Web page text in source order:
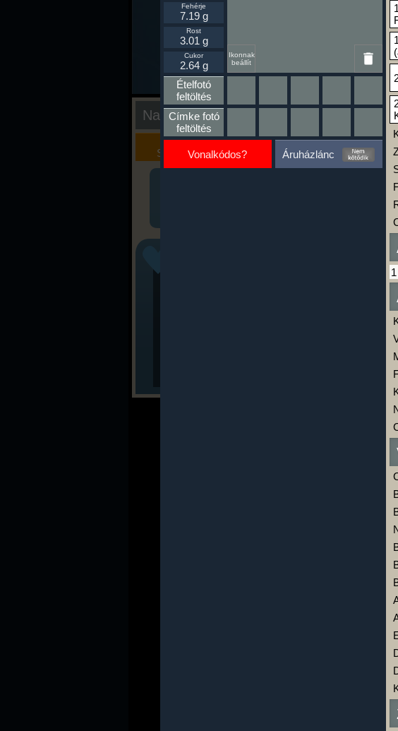
Nap kiértékelése
Kalória
Szimulátor
Szöveges
Értékelés
Ha
A
Ikonnak
beállít
Fehérje
7.19 g
Rost
3.01 g
Cukor
2.64 g
Ételfotó
feltöltés
Címke fotó
feltöltés
Vonalkódos? Áruházlánc